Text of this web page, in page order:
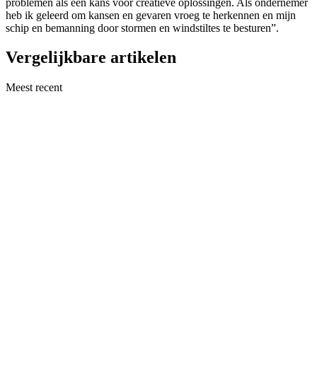
heb ik geleerd om kansen en gevaren vroeg te herkennen en mijn
schip en bemanning door stormen en windstiltes te besturen”.
Vergelijkbare artikelen
Meest recent